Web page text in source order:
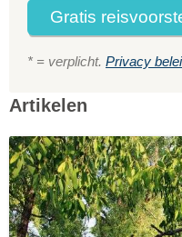
Gratis
* = verplicht. Privacy
Artikelen